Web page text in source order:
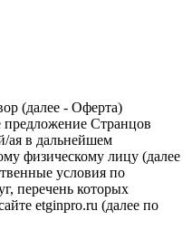
(далее - Оферта)
предложение Странцов
ая в дальнейшем
физическому лицу (далее
условия по
перечень которых
etginpro.ru (далее по